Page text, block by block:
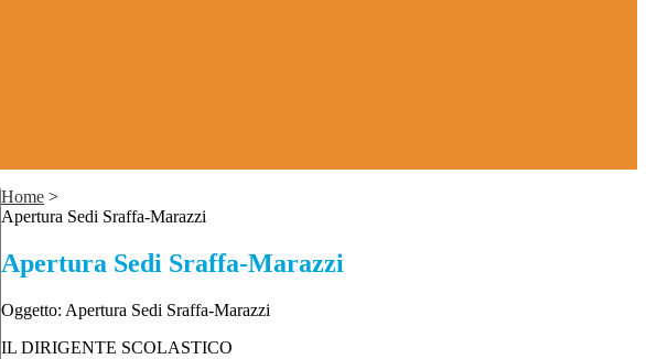
Home >
Apertura Sedi Sraffa-Marazzi
Apertura Sedi Sraffa-Marazzi
Oggetto: Apertura Sedi Sraffa-Marazzi
IL DIRIGENTE SCOLASTICO